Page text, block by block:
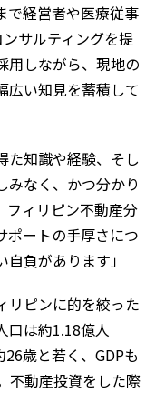
で経営者や医療従事
サルティングを提
用しながら、現地の
広い知見を蓄積して
た知識や経験、そし
みなく、かつ分かり
フィリピン不動産分
ポートの手厚さにつ
負があります」
リピンに的を絞った
口は約1.18億人
26歳と若く、GDPも
不動産投資をした際